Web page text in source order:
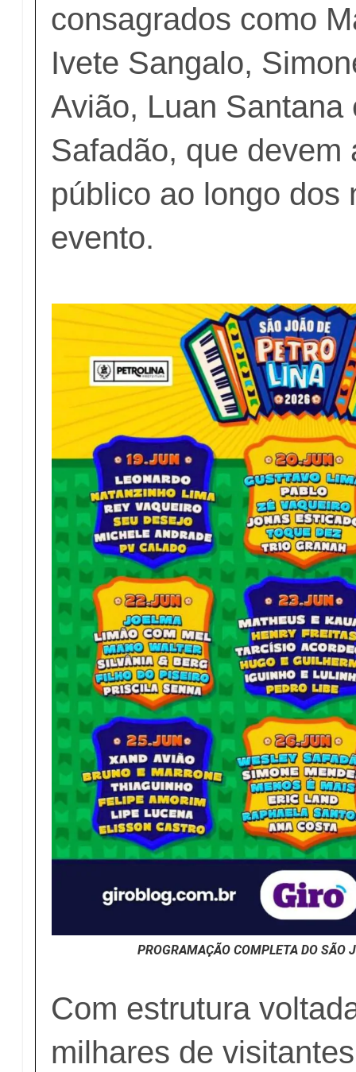
consagrados como
Ivete Sangalo,
Avião, Luan Santana
Safadão, que devem
público ao longo dos
evento.
PROGRAMAÇÃO COMPLETA DO SÃO
Com estrutura
milhares de